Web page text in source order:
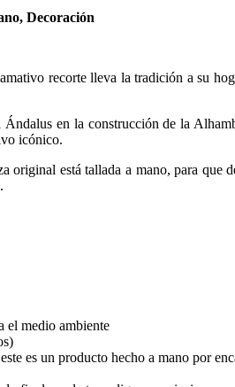
Decoración
recorte lleva la tradición a su
en la construcción de la
icónico.
está tallada a mano, para
el medio ambiente
es un producto hecho a mano por